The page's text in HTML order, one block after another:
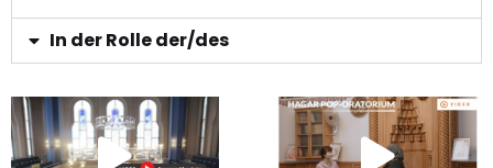
In der Rolle der/des